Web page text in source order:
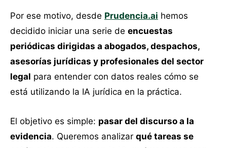
Por ese motivo, desde Prudencia.ai hemos
decidido iniciar una serie de encuestas
periódicas dirigidas a abogados, despachos,
asesorías jurídicas y profesionales del sector
legal para entender con datos reales cómo se
está utilizando la IA jurídica en la práctica.
El objetivo es simple: pasar del discurso a la
evidencia. Queremos analizar qué tareas se